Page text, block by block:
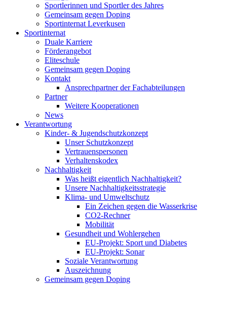
Sportlerinnen und Sportler des Jahres
Gemeinsam gegen Doping
Sportinternat Leverkusen
Sportinternat
Duale Karriere
Förderangebot
Eliteschule
Gemeinsam gegen Doping
Kontakt
Ansprechpartner der Fachabteilungen
Partner
Weitere Kooperationen
News
Verantwortung
Kinder- & Jugendschutzkonzept
Unser Schutzkonzept
Vertrauenspersonen
Verhaltenskodex
Nachhaltigkeit
Was heißt eigentlich Nachhaltigkeit?
Unsere Nachhaltigkeitsstrategie
Klima- und Umweltschutz
Ein Zeichen gegen die Wasserkrise
CO2-Rechner
Mobilität
Gesundheit und Wohlergehen
EU-Projekt: Sport und Diabetes
EU-Projekt: Sonar
Soziale Verantwortung
Auszeichnung
Gemeinsam gegen Doping